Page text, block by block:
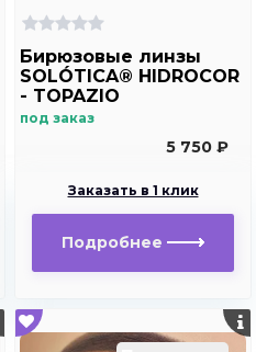
Бирюзовые линзы
SOLÓTICA® HIDROCOR
- TOPAZIO
под заказ
5 750 ₽
Заказать в 1 клик
Подробнее